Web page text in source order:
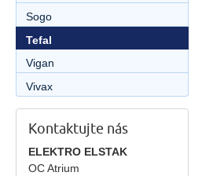
Sogo
Tefal
Vigan
Vivax
Kontaktujte nás
ELEKTRO ELSTAK
OC Atrium